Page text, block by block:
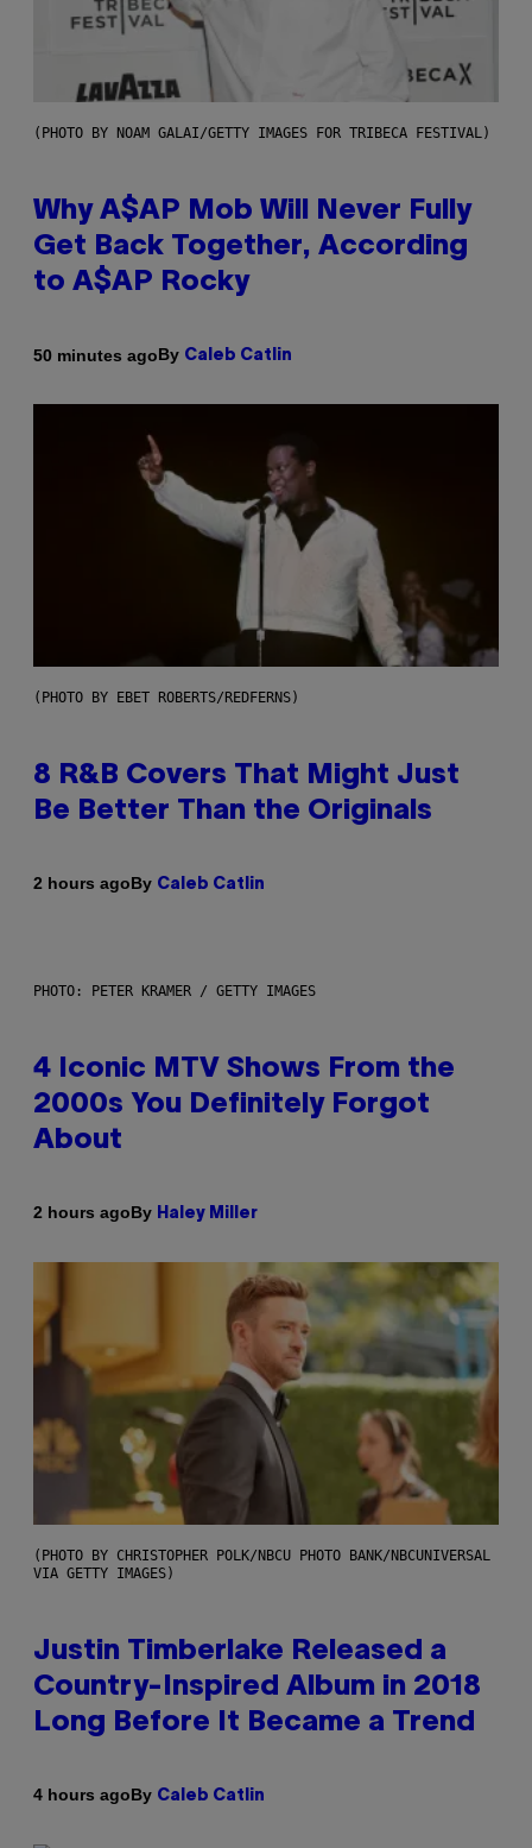
(PHOTO BY NOAM GALAI/GETTY IMAGES FOR TRIBECA FESTIVAL)
Why A$AP Mob Will Never Fully
Get Back Together, According
to A$AP Rocky
50 minutes agoBy Caleb Catlin
(PHOTO BY EBET ROBERTS/REDFERNS)
8 R&B Covers That Might Just
Be Better Than the Originals
2 hours agoBy Caleb Catlin
PHOTO: PETER KRAMER / GETTY IMAGES
4 Iconic MTV Shows From the
2000s You Definitely Forgot
About
2 hours agoBy Haley Miller
(PHOTO BY CHRISTOPHER POLK/NBCU PHOTO BANK/NBCUNIVERSAL
VIA GETTY IMAGES)
Justin Timberlake Released a
Country-Inspired Album in 2018
Long Before It Became a Trend
4 hours agoBy Caleb Catlin